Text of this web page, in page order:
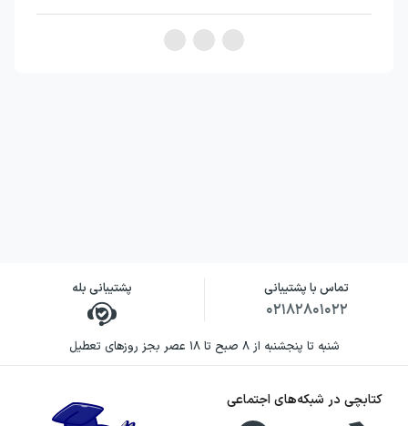
تماس با پشتیبانی
۰۲۱۸۲۸۰۱۰۲۲
پشتیبانی بله
شنبه تا پنجشنبه از ۸ صبح تا ۱۸ عصر بجز روزهای تعطیل
کتابچی در شبکه‌های اجتماعی